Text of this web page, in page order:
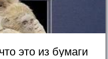
это из бумаги